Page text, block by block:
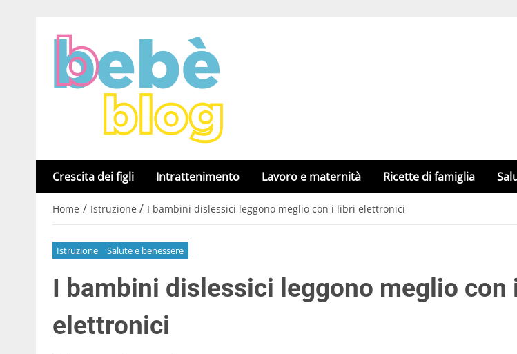
Crescita dei figli Intrattenimento Lavoro e maternità Ricette di famiglia
Home / Istruzione / I bambini dislessici leggono meglio con i libri elettronici
Istruzione Salute e benessere
I bambini dislessici leggono meglio con
elettronici